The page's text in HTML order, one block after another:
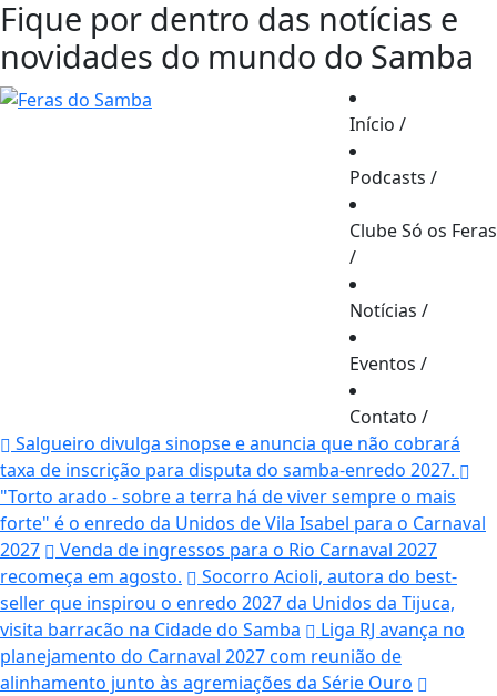
Fique por dentro das notícias e
novidades do mundo do Samba
Início /
Podcasts /
Clube Só os Feras
/
Notícias /
Eventos /
Contato /
Salgueiro divulga sinopse e anuncia que não cobrará
taxa de inscrição para disputa do samba-enredo 2027.
"Torto arado - sobre a terra há de viver sempre o mais
forte" é o enredo da Unidos de Vila Isabel para o Carnaval
2027
Venda de ingressos para o Rio Carnaval 2027
recomeça em agosto.
Socorro Acioli, autora do best-
seller que inspirou o enredo 2027 da Unidos da Tijuca,
visita barracão na Cidade do Samba
Liga RJ avança no
planejamento do Carnaval 2027 com reunião de
alinhamento junto às agremiações da Série Ouro